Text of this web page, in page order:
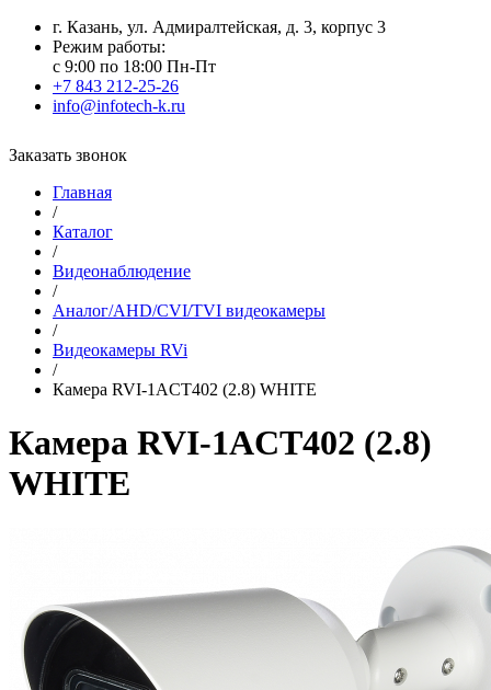
г. Казань, ул. Адмиралтейская, д. 3, корпус 3
Режим работы:
с 9:00 по 18:00 Пн-Пт
+7 843 212-25-26
info@infotech-k.ru
Заказать звонок
Главная
/
Каталог
/
Видеонаблюдение
/
Аналог/AHD/CVI/TVI видеокамеры
/
Видеокамеры RVi
/
Камера RVI-1ACT402 (2.8) WHITE
Камера RVI-1ACT402 (2.8)
WHITE